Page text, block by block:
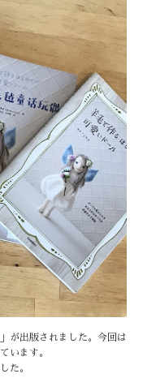
が出版されました。今回は
います。
た。